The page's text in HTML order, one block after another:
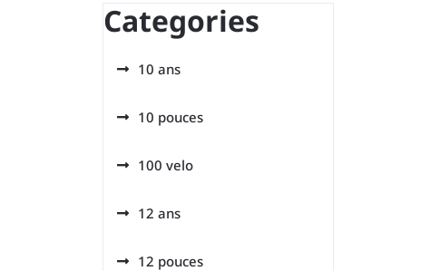
Categories
10 ans
10 pouces
100 velo
12 ans
12 pouces